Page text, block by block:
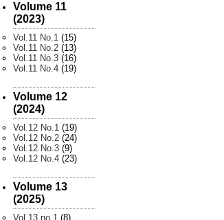
Volume 11
(2023)
Vol.11 No.1 (15)
Vol.11 No.2 (13)
Vol.11 No.3 (16)
Vol.11 No.4 (19)
Volume 12
(2024)
Vol.12 No.1 (19)
Vol.12 No.2 (24)
Vol.12 No.3 (9)
Vol.12 No.4 (23)
Volume 13
(2025)
Vol.13 no.1 (8)